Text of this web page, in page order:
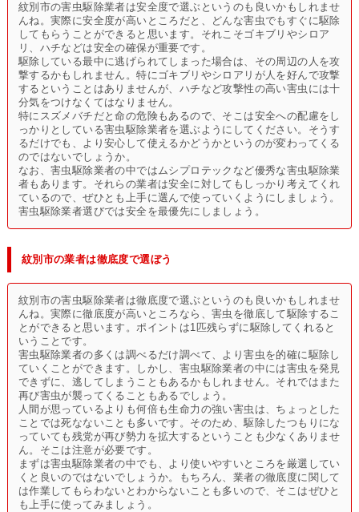
紋別市の害虫駆除業者は安全度で選ぶというのも良いかもしれませ
んね。実際に安全度が高いところだと、どんな害虫でもすぐに駆除
してもらうことができると思います。それこそゴキブリやシロア
リ、ハチなどは安全の確保が重要です。
駆除している最中に逃げられてしまった場合は、その周辺の人を攻
撃するかもしれません。特にゴキブリやシロアリが人を好んで攻撃
するということはありませんが、ハチなど攻撃性の高い害虫には十
分気をつけなくてはなりません。
特にスズメバチだと命の危険もあるので、そこは安全への配慮をし
っかりとしている害虫駆除業者を選ぶようにしてください。そうす
るだけでも、より安心して使えるかどうかというのが変わってくる
のではないでしょうか。
なお、害虫駆除業者の中ではムシプロテックなど優秀な害虫駆除業
者もあります。それらの業者は安全に対してもしっかり考えてくれ
ているので、ぜひとも上手に選んで使っていくようにしましょう。
害虫駆除業者選びでは安全を最優先にしましょう。
紋別市の業者は徹底度で選ぼう
紋別市の害虫駆除業者は徹底度で選ぶというのも良いかもしれませ
んね。実際に徹底度が高いところなら、害虫を徹底して駆除するこ
とができると思います。ポイントは1匹残らずに駆除してくれると
いうことです。
害虫駆除業者の多くは調べるだけ調べて、より害虫を的確に駆除し
ていくことができます。しかし、害虫駆除業者の中には害虫を発見
できずに、逃してしまうこともあるかもしれません。それではまた
再び害虫が襲ってくることもあるでしょう。
人間が思っているよりも何倍も生命力の強い害虫は、ちょっとした
ことでは死なないことも多いです。そのため、駆除したつもりにな
っていても残党が再び勢力を拡大するということも少なくありませ
ん。そこは注意が必要です。
まずは害虫駆除業者の中でも、より使いやすいところを厳選してい
くと良いのではないでしょうか。もちろん、業者の徹底度に関して
は作業してもらわないとわからないことも多いので、そこはぜひと
も上手に使ってみましょう。